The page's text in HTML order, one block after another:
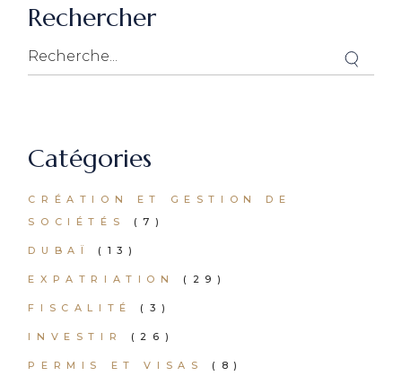
Rechercher
Catégories
CRÉATION ET GESTION DE
SOCIÉTÉS
(7)
DUBAÏ (13)
EXPATRIATION (29)
FISCALITÉ (3)
INVESTIR (26)
PERMIS ET VISAS (8)